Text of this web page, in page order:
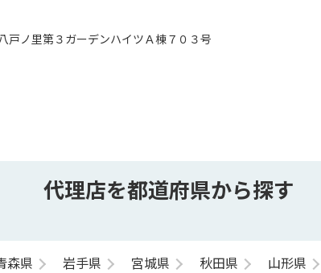
ノ里第３ガーデンハイツＡ棟７０３号
代理店を都道府県から探す
森県 岩手県 宮城県 秋田県 山形県